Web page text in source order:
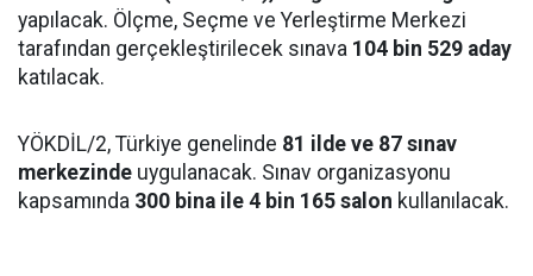
yapılacak. Ölçme, Seçme ve Yerleştirme Merkezi
tarafından gerçekleştirilecek sınava 104 bin 529 aday
katılacak.
YÖKDİL/2, Türkiye genelinde 81 ilde ve 87 sınav
merkezinde uygulanacak. Sınav organizasyonu
kapsamında 300 bina ile 4 bin 165 salon kullanılacak.